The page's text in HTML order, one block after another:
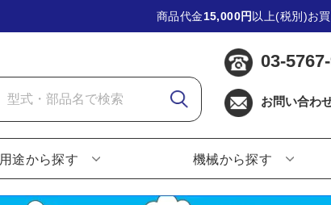
商品代金15,000円 以上(税別)お
03-
お問い合わ
用途から探す 機械から探す